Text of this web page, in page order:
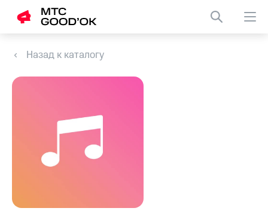
Назад к каталогу